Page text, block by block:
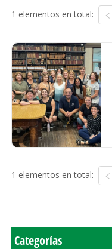
1 elementos en total:
1 elementos en total:
Categorías